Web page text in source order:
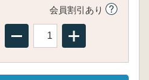
会員割引あり